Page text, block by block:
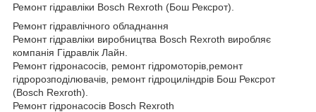
Ремонт гідравліки Bosch Rexroth (Бош Рексрот).
Ремонт гідравлічного обладнання
Ремонт гідравліки виробництва Bosch Rexroth виробляє
компанія Гідравлік Лайн.
Ремонт гідронасосів, ремонт гідромоторів,ремонт
гідророзподілювачів, ремонт гідроциліндрів Бош Рексрот
(Bosch Rexroth).
Ремонт гідронасосів Bosch Rexroth